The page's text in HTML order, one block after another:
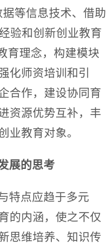
等信息技术、借助
验和创新创业教育
育理念，构建模块
化师资培训和引
合作，建设协同育
资源优势互补，丰
业教育对象。
展的思考
特点应趋于多元
的内涵，使之不仅
思维培养、知识传